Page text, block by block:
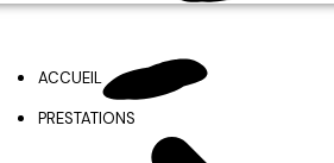
ACCUEIL
PRESTATIONS